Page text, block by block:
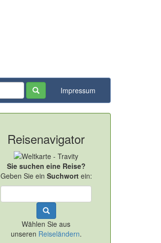
Impressum
Reisenavigator
Sie suchen eine Reise?
Geben Sie ein Suchwortein:
Wählen Sie aus
unseren Reiseländern.